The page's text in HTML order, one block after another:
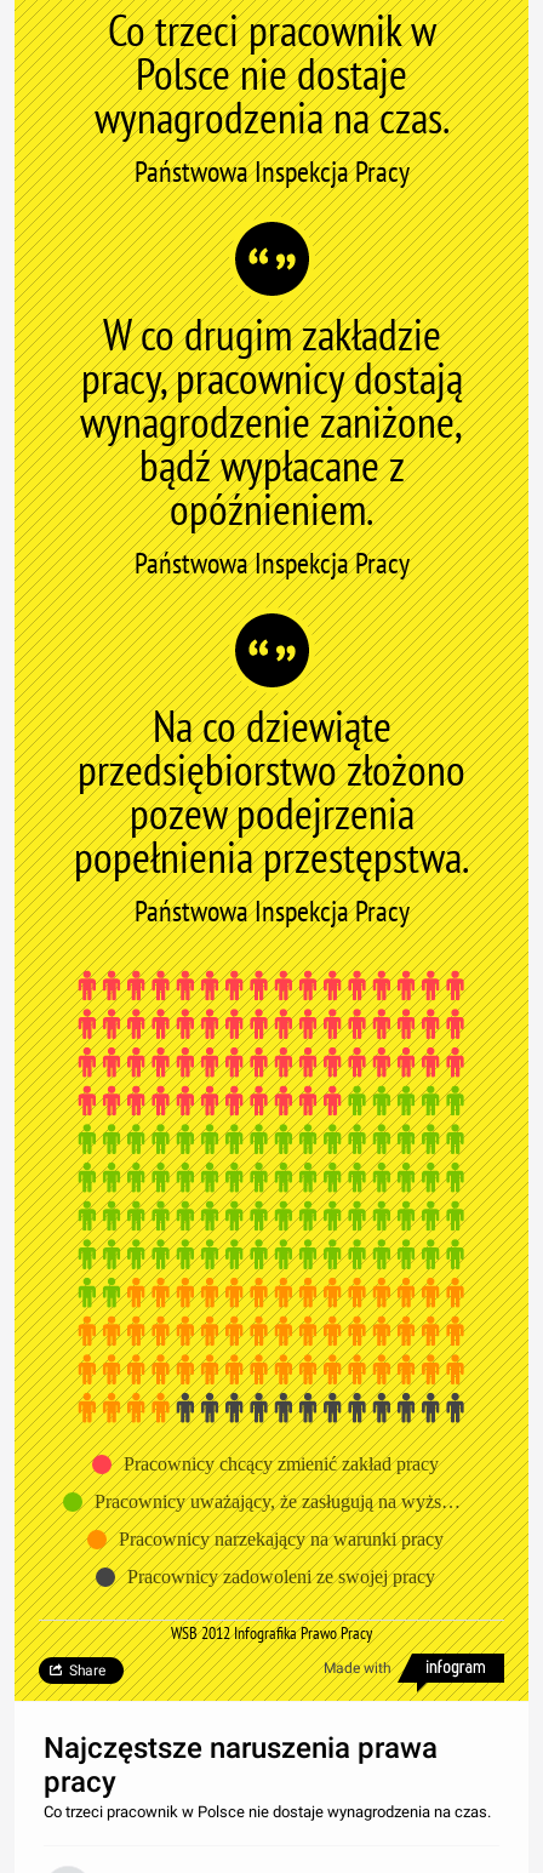
Co trzeci pracownik w
Polsce nie dostaje
wynagrodzenia na czas.
Państwowa Inspekcja Pracy
W co drugim zakładzie
pracy, pracownicy dostają
wynagrodzenie zaniżone,
bądź wypłacane z
opóźnieniem.
Państwowa Inspekcja Pracy
Na co dziewiąte
przedsiębiorstwo złożono
pozew podejrzenia
popełnienia przestępstwa.
Państwowa Inspekcja Pracy
Pracownicy chcący zmienić zakład pracy
Pracownicy uważający, że zasługują na wyższą płacę
Pracownicy narzekający na warunki pracy
Pracownicy zadowoleni ze swojej pracy
WSB 2012 Infografika Prawo Pracy
Made with
Share
Najczęstsze naruszenia prawa
pracy
Co trzeci pracownik w Polsce nie dostaje wynagrodzenia na czas.